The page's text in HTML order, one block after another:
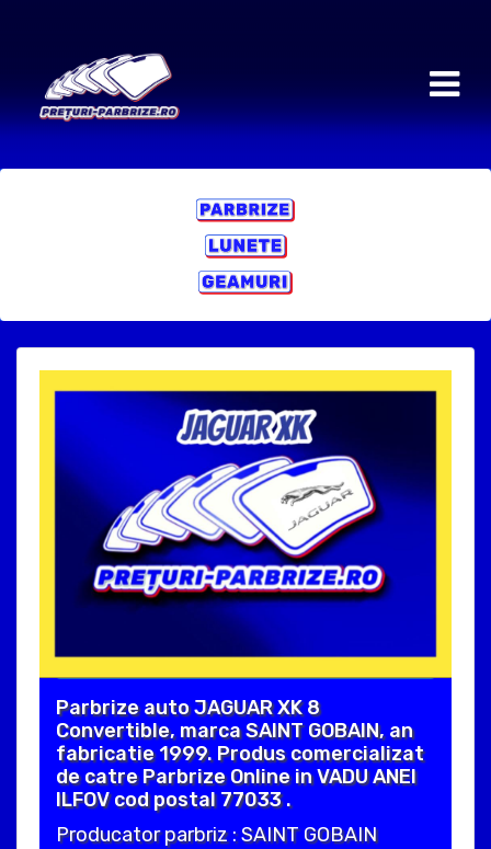
Parbrize auto JAGUAR XK 8
Convertible, marca SAINT GOBAIN, an
fabricatie 1999. Produs comercializat
de catre Parbrize Online in VADU ANEI
ILFOV cod postal 77033 .
Producator parbriz : SAINT GOBAIN